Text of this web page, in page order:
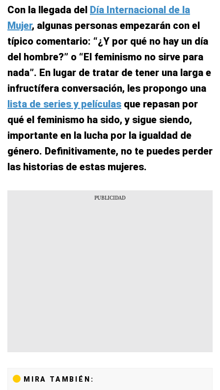
Con la llegada del Día Internacional de la
Mujer, algunas personas empezarán con el
típico comentario: “¿Y por qué no hay un día
del hombre?” o “El feminismo no sirve para
nada”. En lugar de tratar de tener una larga e
infructífera conversación, les propongo una
lista de series y películas que repasan por
qué el feminismo ha sido, y sigue siendo,
importante en la lucha por la igualdad de
género. Definitivamente, no te puedes perder
las historias de estas mujeres.
MIRA TAMBIÉN: